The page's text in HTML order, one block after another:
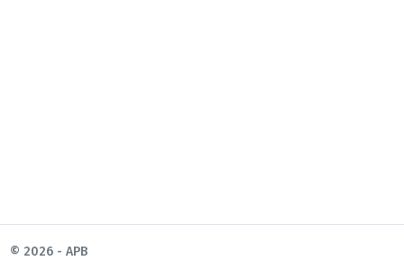
© 2026 - APB